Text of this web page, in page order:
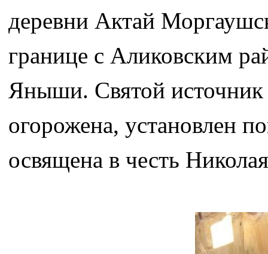
деревни Актай
границе с Аликовским
Яныши. Святой источник
огорожена, установлен
освящена в честь